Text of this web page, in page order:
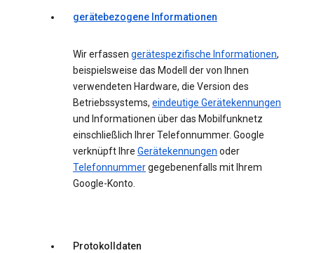
gerätebezogene Informationen
Wir erfassen gerätespezifische Informationen,
beispielsweise das Modell der von Ihnen
verwendeten Hardware, die Version des
Betriebssystems, eindeutige Gerätekennungen
und Informationen über das Mobilfunknetz
einschließlich Ihrer Telefonnummer. Google
verknüpft Ihre Gerätekennungen oder
Telefonnummergegebenenfalls mit Ihrem
Google-Konto.
Protokolldaten